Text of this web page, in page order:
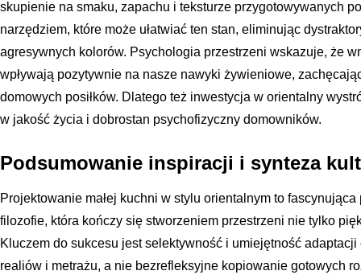
skupienie na smaku, zapachu i teksturze przygotowywanych
narzędziem, które może ułatwiać ten stan, eliminując
agresywnych kolorów. Psychologia przestrzeni wskazuje, że
wpływają pozytywnie na nasze nawyki żywieniowe,
domowych posiłków. Dlatego też inwestycja w orientalny
w jakość życia i dobrostan psychofizyczny domowników.
Podsumowanie inspiracji i synteza
Projektowanie małej kuchni w stylu orientalnym to
filozofie, która kończy się stworzeniem przestrzeni nie tylko
Kluczem do sukcesu jest selektywność i umiejętność
realiów i metrażu, a nie bezrefleksyjne kopiowanie gotowych